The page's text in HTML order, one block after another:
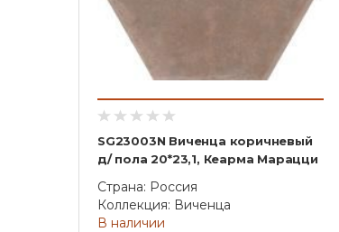
SG23003N Виченца коричневый
д/ пола 20*23,1, Кеарма Марацци
Страна: Россия
Коллекция: Виченца
В наличии